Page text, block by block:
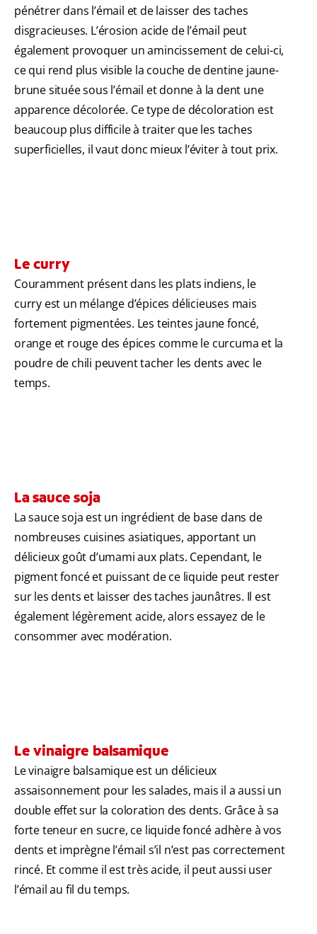
pénétrer dans l’émail et de laisser des taches
disgracieuses. L’érosion acide de l’émail peut
également provoquer un amincissement de celui-ci,
ce qui rend plus visible la couche de dentine jaune-
brune située sous l’émail et donne à la dent une
apparence décolorée. Ce type de décoloration est
beaucoup plus difficile à traiter que les taches
superficielles, il vaut donc mieux l’éviter à tout prix.
Le curry
Couramment présent dans les plats indiens, le
curry est un mélange d’épices délicieuses mais
fortement pigmentées. Les teintes jaune foncé,
orange et rouge des épices comme le curcuma et la
poudre de chili peuvent tacher les dents avec le
temps.
La sauce soja
La sauce soja est un ingrédient de base dans de
nombreuses cuisines asiatiques, apportant un
délicieux goût d’umami aux plats. Cependant, le
pigment foncé et puissant de ce liquide peut rester
sur les dents et laisser des taches jaunâtres. Il est
également légèrement acide, alors essayez de le
consommer avec modération.
Le vinaigre balsamique
Le vinaigre balsamique est un délicieux
assaisonnement pour les salades, mais il a aussi un
double effet sur la coloration des dents. Grâce à sa
forte teneur en sucre, ce liquide foncé adhère à vos
dents et imprègne l’émail s’il n’est pas correctement
rincé. Et comme il est très acide, il peut aussi user
l’émail au fil du temps.